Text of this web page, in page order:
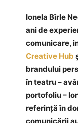
Ionela Bîrle
ani de
comunicare,
Creative Hub
brandului
în teatru –
portofoliu –
referință în
comunicării